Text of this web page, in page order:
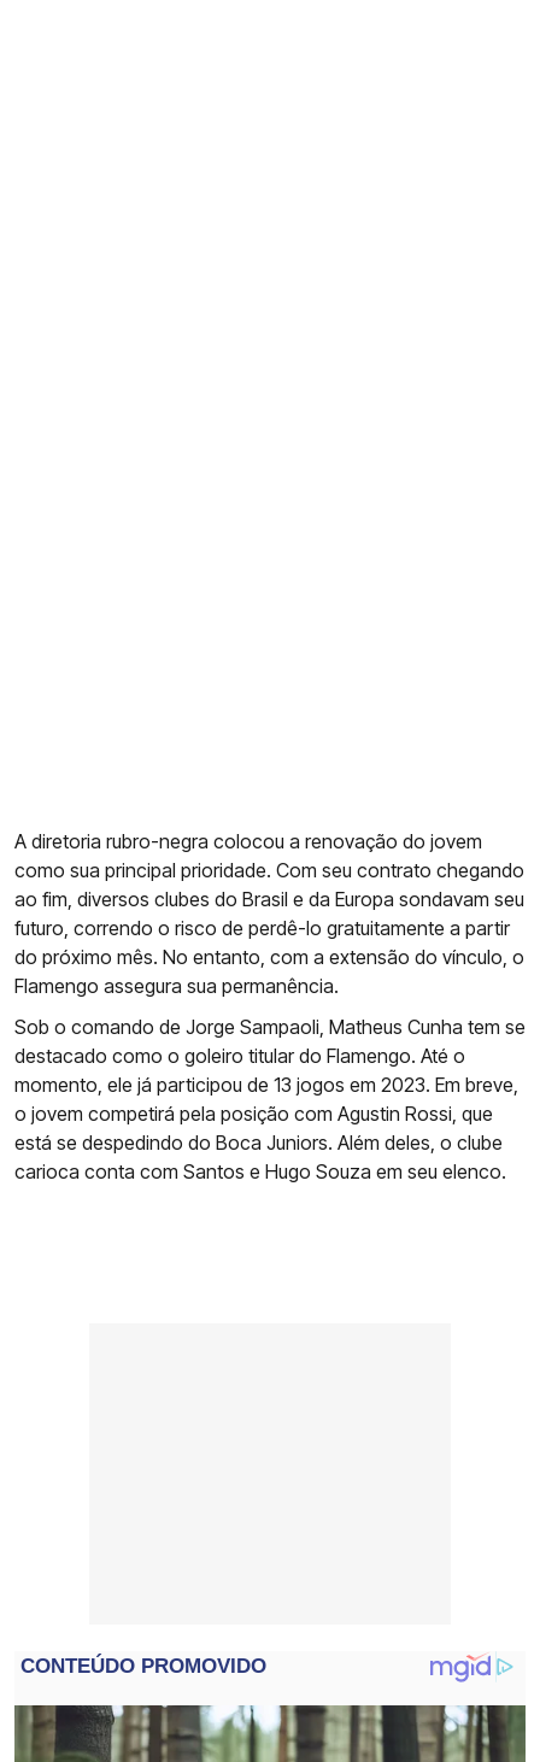
A diretoria rubro-negra colocou a renovação do jovem
como sua principal prioridade. Com seu contrato chegando
ao fim, diversos clubes do Brasil e da Europa sondavam seu
futuro, correndo o risco de perdê-lo gratuitamente a partir
do próximo mês. No entanto, com a extensão do vínculo, o
Flamengo assegura sua permanência.
Sob o comando de Jorge Sampaoli, Matheus Cunha tem se
destacado como o goleiro titular do Flamengo. Até o
momento, ele já participou de 13 jogos em 2023. Em breve,
o jovem competirá pela posição com Agustin Rossi, que
está se despedindo do Boca Juniors. Além deles, o clube
carioca conta com Santos e Hugo Souza em seu elenco.